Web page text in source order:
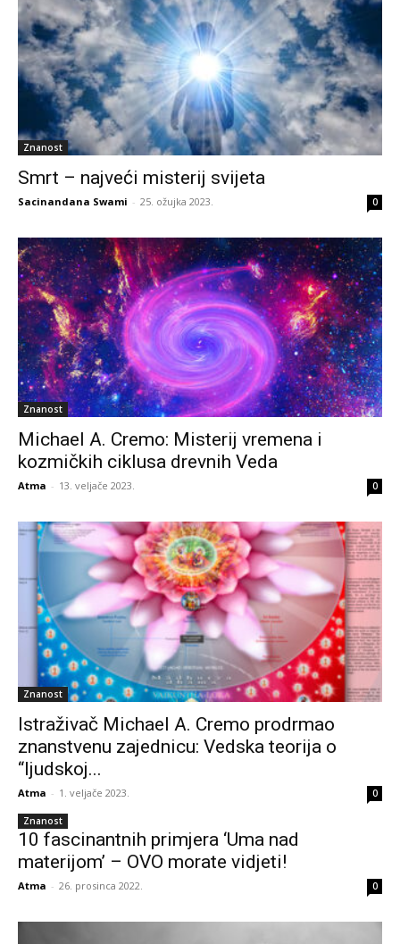
Znanost
Smrt – najveći misterij svijeta
Sacinandana Swami - 25. ožujka 2023. 0
Znanost
Michael A. Cremo: Misterij vremena i
kozmičkih ciklusa drevnih Veda
Atma - 13. veljače 2023. 0
Znanost
Istraživač Michael A. Cremo prodrmao
znanstvenu zajednicu: Vedska teorija o
“ljudskoj...
Atma - 1. veljače 2023. 0
Znanost
10 fascinantnih primjera ‘Uma nad
materijom’ – OVO morate vidjeti!
Atma - 26. prosinca 2022. 0